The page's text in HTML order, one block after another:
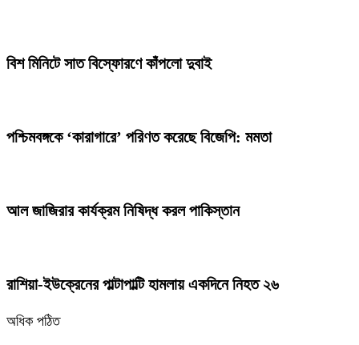
বিশ মিনিটে সাত বিস্ফোরণে কাঁপলো দুবাই
পশ্চিমবঙ্গকে ‘কারাগারে’ পরিণত করেছে বিজেপি: মমতা
আল জাজিরার কার্যক্রম নিষিদ্ধ করল পাকিস্তান
রাশিয়া-ইউক্রেনের পাল্টাপাল্টি হামলায় একদিনে নিহত ২৬
অধিক পঠিত